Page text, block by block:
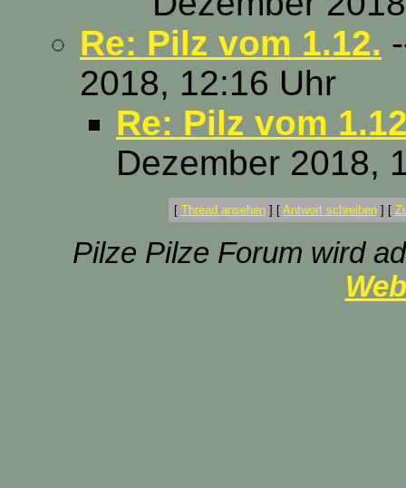
Re: Pilz vom 1.12.
2018, 12:16 Uhr
Re: Pilz vom
Dezember 2018,
[ Thread ansehen] [ Antwort schreiben] [
Pilze Pilze Forum wird